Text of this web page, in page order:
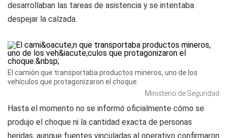
desarrollaban las tareas de asistencia y se intentaba
despejar la calzada.
El camión que transportaba productos mineros, uno de los
vehículos que protagonizaron el choque.
Ministerio de Seguridad
Hasta el momento no se informó oficialmente cómo se
produjo el choque ni la cantidad exacta de personas
heridas, aunque fuentes vinculadas al operativo confirmaron